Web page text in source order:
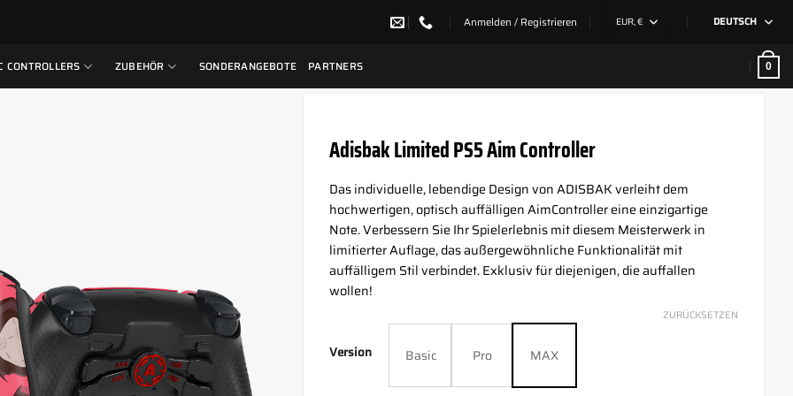
Anmelden / Registrieren EUR, € DEUTSCH
CONTROLLERS ZUBEHÖR SONDERANGEBOTE PARTNERS 0
Adisbak Limited PS5 Aim Controller
Das individuelle, lebendige Design von ADISBAK verleiht dem
hochwertigen, optisch auffälligen AimController eine einzigartige
Note. Verbessern Sie Ihr Spielerlebnis mit diesem Meisterwerk in
limitierter Auflage, das außergewöhnliche Funktionalität mit
auffälligem Stil verbindet. Exklusiv für diejenigen, die auffallen
wollen!
Version Basic Pro MAX
ZURÜCKSETZEN